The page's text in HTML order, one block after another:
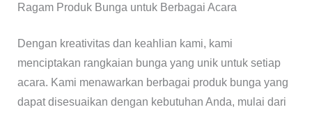
Ragam Produk Bunga untuk Berbagai Acara
Dengan kreativitas dan keahlian kami, kami
menciptakan rangkaian bunga yang unik untuk setiap
acara. Kami menawarkan berbagai produk bunga yang
dapat disesuaikan dengan kebutuhan Anda, mulai dari